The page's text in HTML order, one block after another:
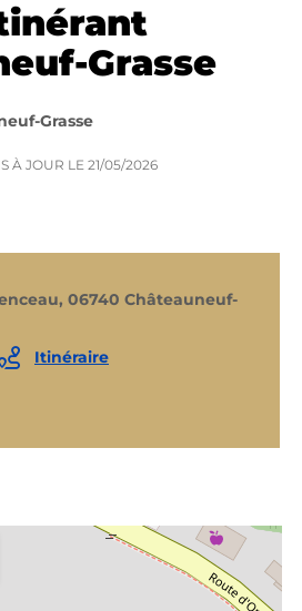
Grasse
Grasse
À JOUR LE 21/05/2026
06740 Châteauneuf-
Itinéraire